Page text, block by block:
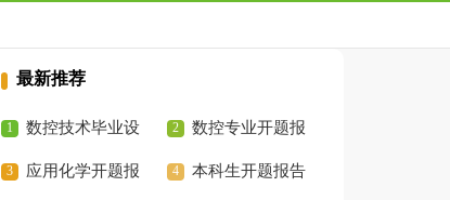
最新推荐
数控技术毕业设
计开题报告
数控专业开题报
告
应用化学开题报 本科生开题报告